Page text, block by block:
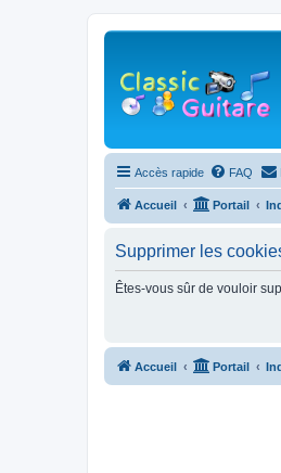
Accès rapide FAQ
Accueil Portail
Supprimer les
Êtes-vous sûr de vouloir
Accueil Portail